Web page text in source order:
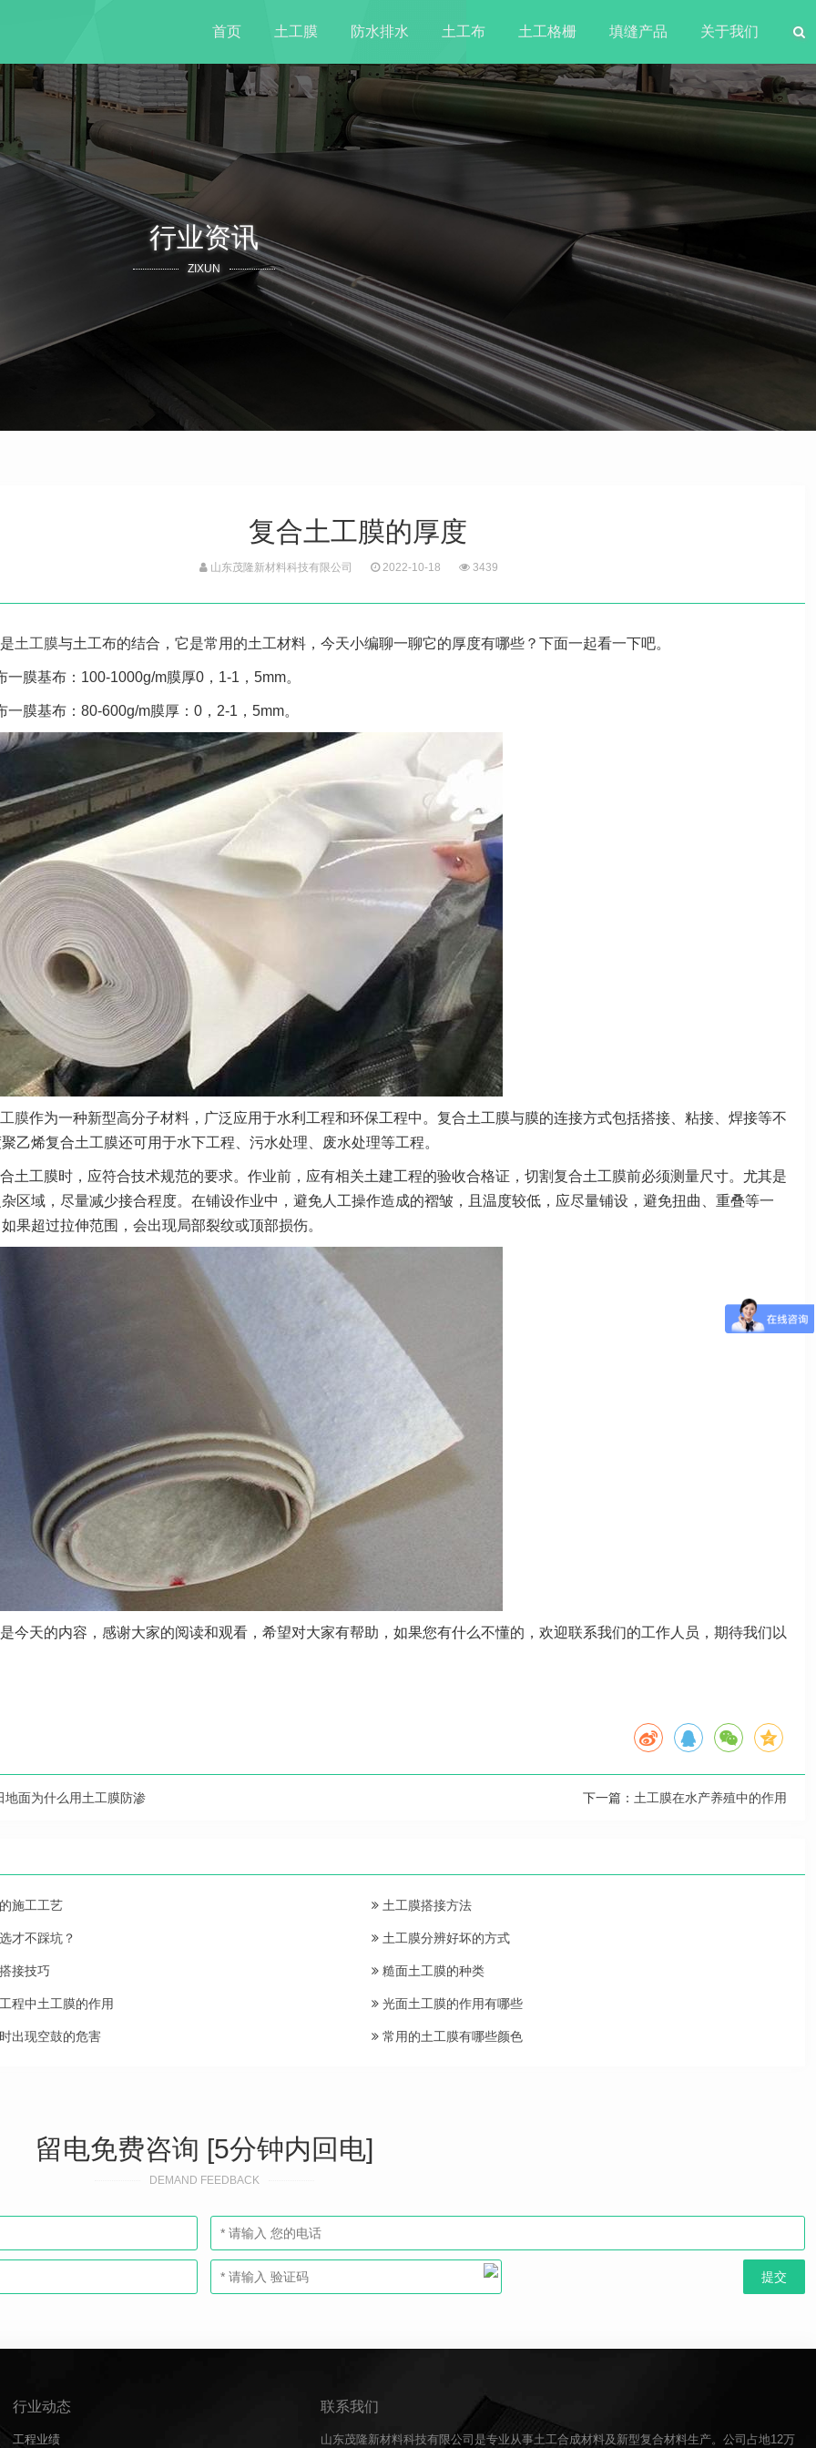
首页 土工膜 防水排水 土工布 土工格栅 填缝产品 关于我们
行业资讯
ZIXUN
复合土工膜的厚度
山东茂隆新材料科技有限公司 2022-10-18 3439
土工膜与土工布的结合，它是常用的土工材料，今天小编聊一聊它的厚度有哪些？下面一起看一下吧。
一膜基布：100-1000g/m膜厚0，1-1，5mm。
一膜基布：80-600g/m膜厚：0，2-1，5mm。
膜作为一种新型高分子材料，广泛应用于水利工程和环保工程中。复合土工膜与膜的连接方式包括搭接、粘接、焊接等不
乙烯复合土工膜还可用于水下工程、污水处理、废水处理等工程。
土工膜时，应符合技术规范的要求。作业前，应有相关土建工程的验收合格证，切割复合土工膜前必须测量尺寸。尤其是
区域，尽量减少接合程度。在铺设作业中，避免人工操作造成的褶皱，且温度较低，应尽量铺设，避免扭曲、重叠等一
果超过拉伸范围，会出现局部裂纹或顶部损伤。
今天的内容，感谢大家的阅读和观看，希望对大家有帮助，如果您有什么不懂的，欢迎联系我们的工作人员，期待我们以
地面为什么用土工膜防渗 下一篇： 土工膜在水产养殖中的作用
施工工艺 土工膜搭接方法
才不踩坑？ 土工膜分辨好坏的方式
接技巧 糙面土工膜的种类
程中土工膜的作用 光面土工膜的作用有哪些
出现空鼓的危害 常用的土工膜有哪些颜色
留电免费咨询 [5分钟内回电]
DEMAND FEEDBACK
行业动态
工程业绩
联系我们
山东茂隆新材料科技有限公司是专业从事土工合成材料及新型复合材料生产。公司占地12万